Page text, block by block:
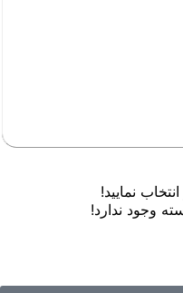
نمایید!
وجود ندارد!